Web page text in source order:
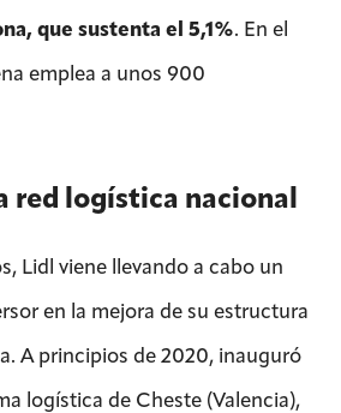
que sustenta el 5,1%. En el
emplea a unos 900
red logística nacional
Lidl viene llevando a cabo un
en la mejora de su estructura
A principios de 2020, inauguró
logística de Cheste (Valencia),